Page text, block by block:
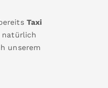
Taxi
natürlich
unserem